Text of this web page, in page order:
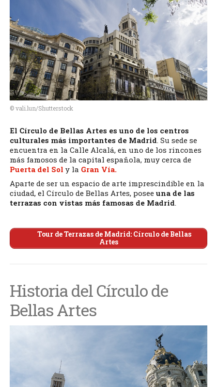
Espacio Fundación
Telefónica
La Casa Encendida
Matadero Madrid
Biblioteca Nacional
Círculo de Bellas
Artes
Dónde comer en
Madrid
Salir de fiesta
Madrid Gay
De Compras
Teatros de Madrid
Visitas desde Madrid
Flamenco en Madrid
Historia corta de
Tiempo en Madrid
Apartamentos
Tours
Vuelos
© vali.lun/Shutterstock
El Círculo de Bellas Artes es uno de los centros
culturales más importantes de Madrid. Su sede se
encuentra en la Calle Alcalá, en uno de los rincones
más famosos de la capital española, muy cerca de
Puerta del Sol y la Gran Vía.
Aparte de ser un espacio de arte imprescindible en la
ciudad, el Círculo de Bellas Artes, posee una de las
terrazas con vistas más famosas de Madrid.
Tour de Terrazas de Madrid: Círculo de Bellas
Artes
Historia del Círculo de
Bellas Artes